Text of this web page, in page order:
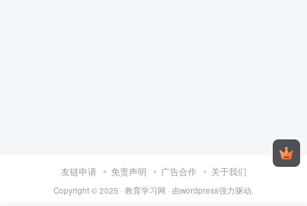
友链申请 免责声明 广告合作 关于我们
Copyright © 2025 · 教育学习网 · 由wordpress强力驱动.